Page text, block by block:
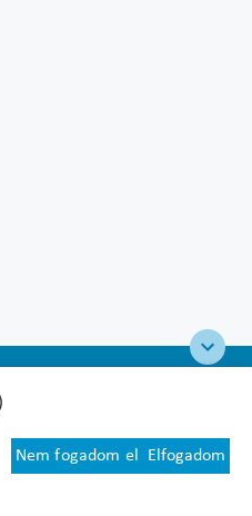
Nem fogadom el Elfogadom
feltételek